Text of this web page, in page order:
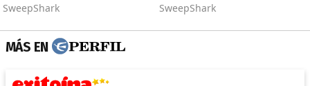
MÁS EN